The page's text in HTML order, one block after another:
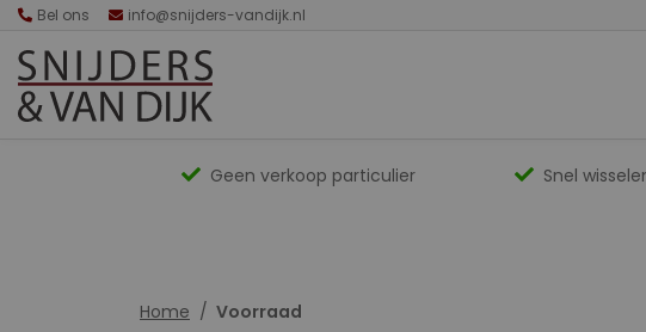
Bel ons info@snijders-vandijk.nl
Geen verkoop particulier Snel
Home Voorraad